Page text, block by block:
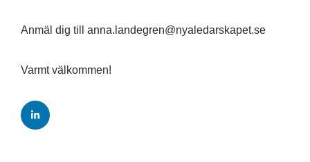
Anmäl dig till anna.landegren@nyaledarskapet.se
Varmt välkommen!